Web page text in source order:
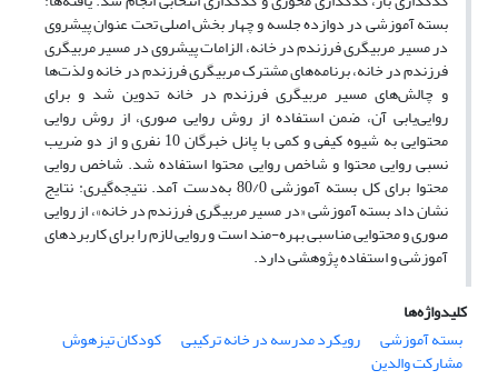
بسته آموزشی در دوازده جلسه و چهار بخش اصلی تحت عنوان پیشروی
در مسیر مربیگری فرزندم در خانه، الزامات پیشروی در مسیر مربیگری
فرزندم در خانه، برنامه‌های مشترک مربیگری فرزندم در خانه و لذت‌ها
و چالش‌های مسیر مربیگری فرزندم در خانه تدوین شد و برای
روایی‌یابی آن، ضمن استفاده از روش روایی صوری، از روش روایی
محتوایی به شیوه کیفی و کمی با پانل خبرگان 10 نفری و از دو ضریب
نسبی روایی محتوا و شاخص روایی محتوا استفاده شد. شاخص روایی
محتوا برای کل بسته آموزشی 80/0 به‌دست آمد. نتیجه‌گیری: نتایج
نشان داد بسته آموزشی «در مسیر مربیگری فرزندم در خانه»، از روایی
صوری و محتوایی مناسبی بهره-مند است و روایی لازم را برای کاربرد‌های
آموزشی و استفاده پژوهشی دارد.
کلیدواژه‌ها
بسته آموزشی
رویکرد مدرسه در خانه ترکیبی کودکان تیزهوش
مشارکت والدین